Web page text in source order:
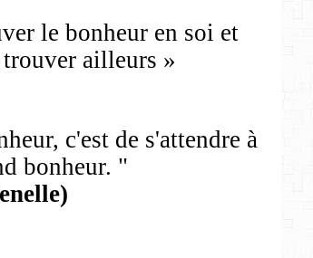
le bonheur en soi et
ailleurs »
c'est de s'attendre à
bonheur. "